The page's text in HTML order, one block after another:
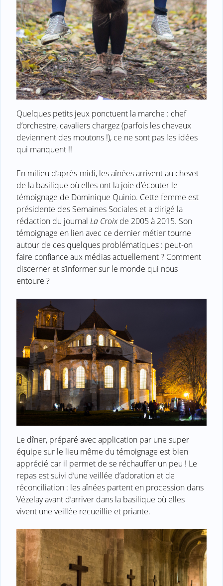
Quelques petits jeux ponctuent la marche : chef
d’orchestre, cavaliers chargez (parfois les cheveux
deviennent des moutons !), ce ne sont pas les idées
qui manquent !!
En milieu d’après-midi, les aînées arrivent au chevet
de la basilique où elles ont la joie d’écouter le
témoignage de Dominique Quinio. Cette femme est
présidente des Semaines Sociales et a dirigé la
rédaction du journal La Croixde 2005 à 2015. Son
témoignage en lien avec ce dernier métier tourne
autour de ces quelques problématiques : peut-on
faire confiance aux médias actuellement ? Comment
discerner et s’informer sur le monde qui nous
entoure ?
Le dîner, préparé avec application par une super
équipe sur le lieu même du témoignage est bien
apprécié car il permet de se réchauffer un peu ! Le
repas est suivi d’une veillée d’adoration et de
réconciliation : les aînées partent en procession dans
Vézelay avant d’arriver dans la basilique où elles
vivent une veillée recueillie et priante.